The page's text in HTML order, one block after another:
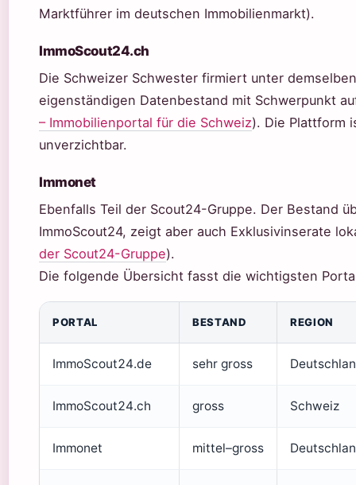
Marktführer im deutschen Immobilienmarkt).
ImmoScout24.ch
Die Schweizer Schwester firmiert unter
eigenständigen Datenbestand mit Schwerpunkt
– Immobilienportal für die Schweiz). Die Plattform
unverzichtbar.
Immonet
Ebenfalls Teil der Scout24-Gruppe. Der Bestand
ImmoScout24, zeigt aber auch Exklusivinserate
der Scout24-Gruppe).
Die folgende Übersicht fasst die wichtigsten
PORTAL BESTAND REGION
ImmoScout24.de sehr gross
ImmoScout24.ch gross Schweiz
Immonet mittel–gross